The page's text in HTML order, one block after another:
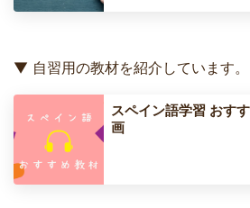
▼ 自習用の教材を紹介しています。
スペイン語学習 おす
画